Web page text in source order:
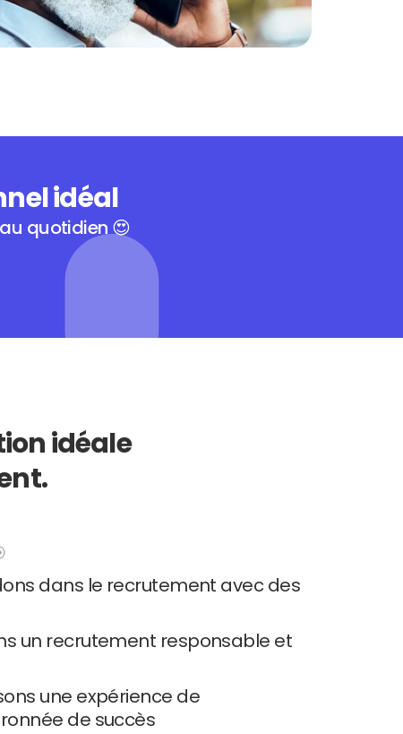
idéal
quotidien 😍
idéale
dans le recrutement avec des
un recrutement responsable et
une expérience de
de succès